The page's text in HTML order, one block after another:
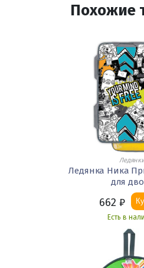
Похожие
Ледянка Ника
для
662 ₽
Есть в